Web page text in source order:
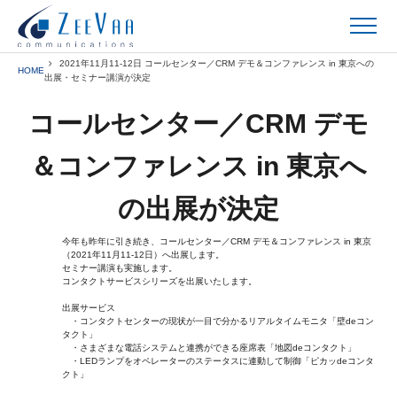
HOME
2021年11月11-12日 コールセンター／CRM デモ＆コンファレンス in 東京への
出展・セミナー講演が決定
コールセンター／CRM デモ
＆コンファレンス in 東京へ
の出展が決定
今年も昨年に引き続き、コールセンター／CRM デモ＆コンファレンス in 東京
（2021年11月11-12日）へ出展します。
セミナー講演も実施します。
コンタクトサービスシリーズを出展いたします。
出展サービス
・コンタクトセンターの現状が一目で分かるリアルタイムモニタ「壁deコン
タクト」
・さまざまな電話システムと連携ができる座席表「地図deコンタクト」
・LEDランプをオペレーターのステータスに連動して制御「ピカッdeコンタ
クト」